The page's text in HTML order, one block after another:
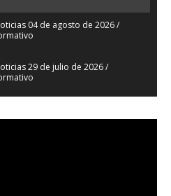
04 de agosto de 2026 /
29 de julio de 2026 /